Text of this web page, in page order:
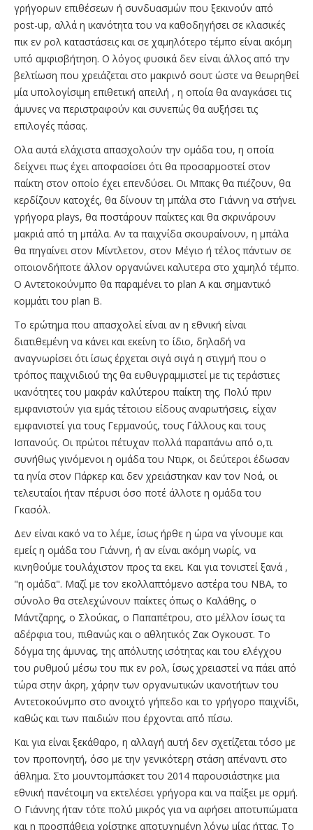
γρήγορων επιθέσεων ή συνδυασμών που ξεκινούν από
post-up, αλλά η ικανότητα του να καθοδηγήσει σε κλασικές
πικ εν ρολ καταστάσεις και σε χαμηλότερο τέμπο είναι ακόμη
υπό αμφισβήτηση. Ο λόγος φυσικά δεν είναι άλλος από την
βελτίωση που χρειάζεται στο μακρινό σουτ ώστε να θεωρηθεί
μία υπολογίσιμη επιθετική απειλή , η οποία θα αναγκάσει τις
άμυνες να περιστραφούν και συνεπώς θα αυξήσει τις
επιλογές πάσας.
Ολα αυτά ελάχιστα απασχολούν την ομάδα του, η οποία
δείχνει πως έχει αποφασίσει ότι θα προσαρμοστεί στον
παίκτη στον οποίο έχει επενδύσει. Οι Μπακς θα πιέζουν, θα
κερδίζουν κατοχές, θα δίνουν τη μπάλα στο Γιάννη να στήνει
γρήγορα plays, θα ποστάρουν παίκτες και θα σκρινάρουν
μακριά από τη μπάλα. Αν τα παιχνίδα σκουραίνουν, η μπάλα
θα πηγαίνει στον Μίντλετον, στον Μέγιο ή τέλος πάντων σε
οποιονδήποτε άλλον οργανώνει καλυτερα στο χαμηλό τέμπο.
Ο Αντετοκούνμπο θα παραμένει το plan A και σημαντικό
κομμάτι του plan B.
Το ερώτημα που απασχολεί είναι αν η εθνική είναι
διατιθεμένη να κάνει και εκείνη το ίδιο, δηλαδή να
αναγνωρίσει ότι ίσως έρχεται σιγά σιγά η στιγμή που ο
τρόπος παιχνιδιού της θα ευθυγραμμιστεί με τις τεράστιες
ικανότητες του μακράν καλύτερου παίκτη της. Πολύ πριν
εμφανιστούν για εμάς τέτοιου είδους αναρωτήσεις, είχαν
εμφανιστεί για τους Γερμανούς, τους Γάλλους και τους
Ισπανούς. Οι πρώτοι πέτυχαν πολλά παραπάνω από ο,τι
συνήθως γινόμενοι η ομάδα του Ντιρκ, οι δεύτεροι έδωσαν
τα ηνία στον Πάρκερ και δεν χρειάστηκαν καν τον Νοά, οι
τελευταίοι ήταν πέρυσι όσο ποτέ άλλοτε η ομάδα του
Γκασόλ.
Δεν είναι κακό να το λέμε, ίσως ήρθε η ώρα να γίνουμε και
εμείς η ομάδα του Γιάννη, ή αν είναι ακόμη νωρίς, να
κινηθούμε τουλάχιστον προς τα εκει. Και για τονιστεί ξανά ,
"η ομάδα". Μαζί με τον εκολλαπτόμενο αστέρα του ΝΒΑ, το
σύνολο θα στελεχώνουν παίκτες όπως ο Καλάθης, ο
Μάντζαρης, ο Σλούκας, ο Παπαπέτρου, στο μέλλον ίσως τα
αδέρφια του, πιθανώς και ο αθλητικός Ζακ Ογκουστ. Το
δόγμα της άμυνας, της απόλυτης ισότητας και του ελέγχου
του ρυθμού μέσω του πικ εν ρολ, ίσως χρειαστεί να πάει από
τώρα στην άκρη, χάρην των οργανωτικών ικανοτήτων του
Αντετοκούνμπο στο ανοιχτό γήπεδο και το γρήγορο παιχνίδι,
καθώς και των παιδιών που έρχονται από πίσω.
Και για είναι ξεκάθαρο, η αλλαγή αυτή δεν σχετίζεται τόσο με
τον προπονητή, όσο με την γενικότερη στάση απέναντι στο
άθλημα. Στο μουντομπάσκετ του 2014 παρουσιάστηκε μια
εθνική πανέτοιμη να εκτελέσει γρήγορα και να παίξει με ορμή.
Ο Γιάννης ήταν τότε πολύ μικρός για να αφήσει αποτυπώματα
και η προσπάθεια χρίστηκε αποτυχημένη λόγω μίας ήττας. Το